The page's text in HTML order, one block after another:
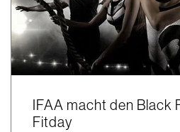
IFAA macht den Black
Fitday